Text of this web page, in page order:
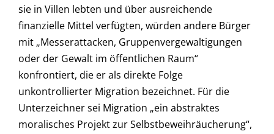
sie in Villen lebten und über ausreichende
finanzielle Mittel verfügten, würden andere Bürger
mit „Messerattacken, Gruppenvergewaltigungen
oder der Gewalt im öffentlichen Raum“
konfrontiert, die er als direkte Folge
unkontrollierter Migration bezeichnet. Für die
Unterzeichner sei Migration „ein abstraktes
moralisches Projekt zur Selbstbeweihräucherung“,